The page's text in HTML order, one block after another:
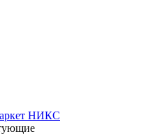
НИКС